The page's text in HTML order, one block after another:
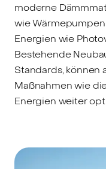
moderne
wie
Energien wie
Bestehende
Standards, können
Maßnahmen wie
Energien weiter